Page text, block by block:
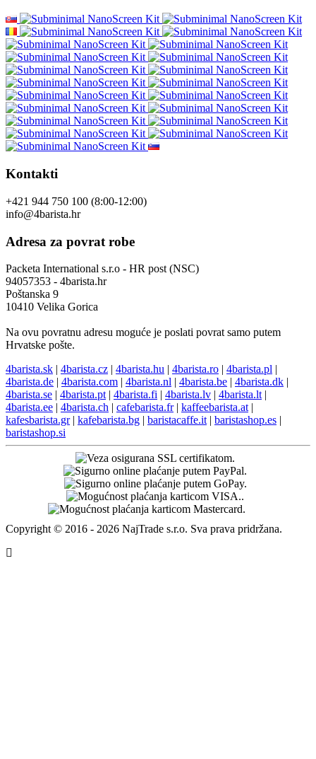
Kontakti
+421 944 750 100 (8:00-12:00)
info@4barista.hr
Adresa za povrat robe
Packeta International s.r.o - HR post (NSC)
94057353 - 4barista.hr
Poštanska 9
10410 Velika Gorica
Na ovu povratnu adresu moguće je poslati povrat samo putem
Hrvatske pošte.
4barista.sk | 4barista.cz | 4barista.hu | 4barista.ro | 4barista.pl |
4barista.de | 4barista.com | 4barista.nl | 4barista.be | 4barista.dk |
4barista.se | 4barista.pt | 4barista.fi | 4barista.lv | 4barista.lt |
4barista.ee | 4barista.ch | cafebarista.fr| kaffeebarista.at |
kafesbarista.gr| kafebarista.bg | baristacaffe.it | baristashop.es |
baristashop.si
Copyright © 2016 - 2026 NajTrade s.r.o. Sva prava pridržana.